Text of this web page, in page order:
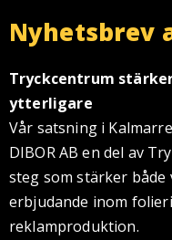
Nyhetsbrev
Tryckcentrum
ytterligare
Vår satsning i
DIBOR AB en del av
steg som stärker
erbjudande inom
reklamproduktion.